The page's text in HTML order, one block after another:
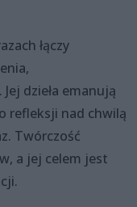
łączy
dzieła emanują
refleksji nad chwilą
Twórczość
a jej celem jest